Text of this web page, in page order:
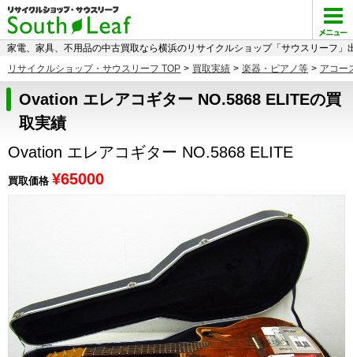
家電、家具、不用品の中古買取なら横浜のリサイクルショップ「サウスリーフ」
リサイクルショップ・サウスリーフ TOP > 買取実績 > 楽器・ピアノ等 > アコー
Ovation エレアコギター NO.5868 ELITEの買
取実績
Ovation エレアコギター NO.5868 ELITE
買取価格 ¥65000